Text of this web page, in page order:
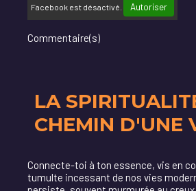
Facebook est désactivé. Autoriser
Commentaire(s)
LA
CHEMIN D'UNE
Connecte-toi à ton essence, vis en
tumulte incessant de nos vies